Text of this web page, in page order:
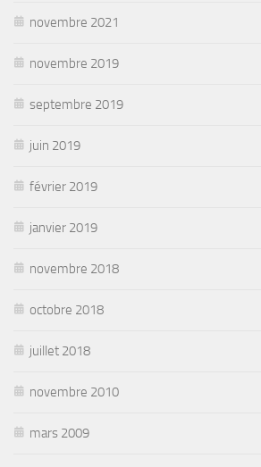
novembre 2021
novembre 2019
septembre 2019
juin 2019
février 2019
janvier 2019
novembre 2018
octobre 2018
juillet 2018
novembre 2010
mars 2009